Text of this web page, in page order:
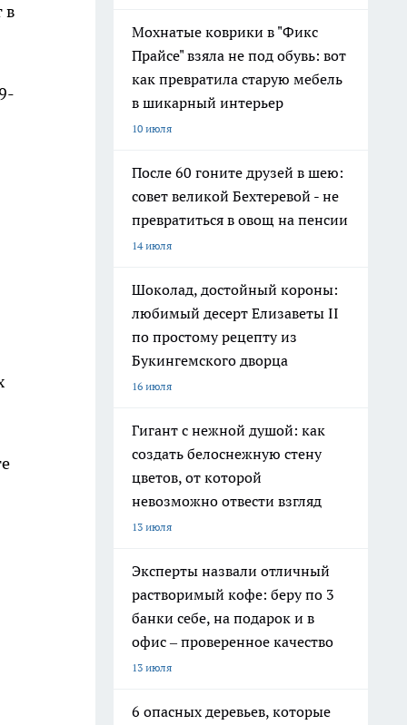
в
Мохнатые коврики в "Фикс
Прайсе" взяла не под обувь: вот
как превратила старую мебель
в шикарный интерьер
10 июля
После 60 гоните друзей в шею:
совет великой Бехтеревой - не
превратиться в овощ на пенсии
14 июля
Шоколад, достойный короны:
любимый десерт Елизаветы II
по простому рецепту из
Букингемского дворца
16 июля
Гигант с нежной душой: как
создать белоснежную стену
цветов, от которой
невозможно отвести взгляд
13 июля
Эксперты назвали отличный
растворимый кофе: беру по 3
банки себе, на подарок и в
офис – проверенное качество
13 июля
6 опасных деревьев, которые